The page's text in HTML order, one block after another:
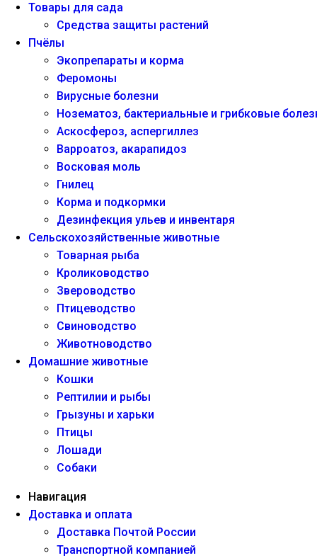
Товары для сада
Средства защиты растений
Пчёлы
Экопрепараты и корма
Феромоны
Вирусные болезни
Нозематоз, бактериальные и грибковые
Аскосфероз, аспергиллез
Варроатоз, акарапидоз
Восковая моль
Гнилец
Корма и подкормки
Дезинфекция ульев и инвентаря
Сельскохозяйственные животные
Товарная рыба
Кролиководство
Звероводство
Птицеводство
Свиноводство
Животноводство
Домашние животные
Кошки
Рептилии и рыбы
Грызуны и харьки
Птицы
Лошади
Собаки
Навигация
Доставка и оплата
Доставка Почтой России
Транспортной компанией